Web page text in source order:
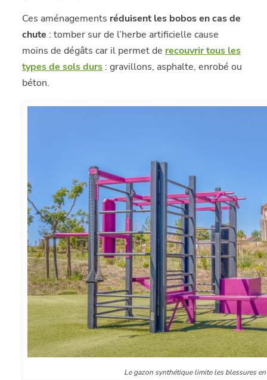
Ces aménagements réduisent les bobos en cas de
chute : tomber sur de l’herbe artificielle cause
moins de dégâts car il permet de recouvrir tous les
types de sols durs : gravillons, asphalte, enrobé ou
béton.
Le gazon synthétique limite les blessures